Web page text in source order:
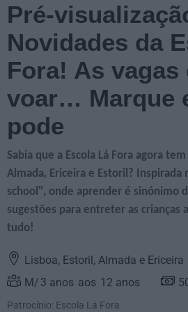
Pré-
Novidades da
Fora! As vagas
voar… Marque
pode
Sabia que a Escola Lá Fora agora
Almada, Ericeira e Estoril?
school", onde aprender é sinónimo
sugestões para entreter as crianças
tudo!
Lisboa, Estoril, Almada e Ericeira
3 anos 12 anos
Patrocínio: Escola Lá Fora